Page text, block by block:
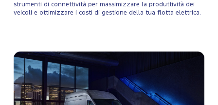
strumenti di connettività per massimizzare la produttività dei
veicoli e ottimizzare i costi di gestione della tua flotta elettrica.